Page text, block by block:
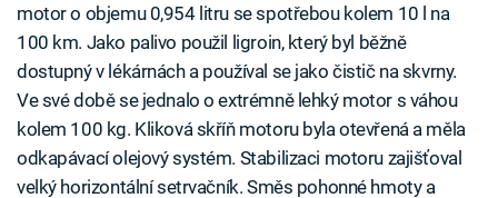
motor o objemu 0,954 litru se spotřebou kolem 10 l na
100 km. Jako palivo použil ligroin, který byl běžně
dostupný v lékárnách a používal se jako čistič na skvrny.
Ve své době se jednalo o extrémně lehký motor s váhou
kolem 100 kg. Kliková skříň motoru byla otevřená a měla
odkapávací olejový systém. Stabilizaci motoru zajišťoval
velký horizontální setrvačník. Směs pohonné hmoty a